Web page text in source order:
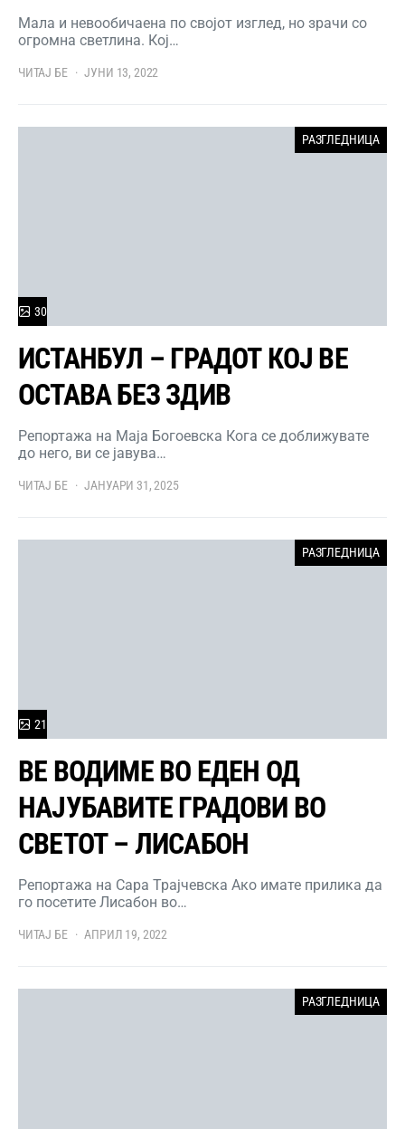
Мала и невообичаена по својот изглед, но зрачи со
огромна светлина. Кој…
ЧИТАЈ БЕ ЈУНИ 13, 2022
РАЗГЛЕДНИЦА
30
ИСТАНБУЛ – ГРАДОТ КОЈ ВЕ
ОСТАВА БЕЗ ЗДИВ
Репортажа на Маја Богоевска Кога се доближувате
до него, ви се јавува…
ЧИТАЈ БЕ ЈАНУАРИ 31, 2025
РАЗГЛЕДНИЦА
21
ВЕ ВОДИМЕ ВО ЕДЕН ОД
НАЈУБАВИТЕ ГРАДОВИ ВО
СВЕТОТ – ЛИСАБОН
Репортажа на Сара Трајчевска Ако имате прилика да
го посетите Лисабон во…
ЧИТАЈ БЕ АПРИЛ 19, 2022
РАЗГЛЕДНИЦА